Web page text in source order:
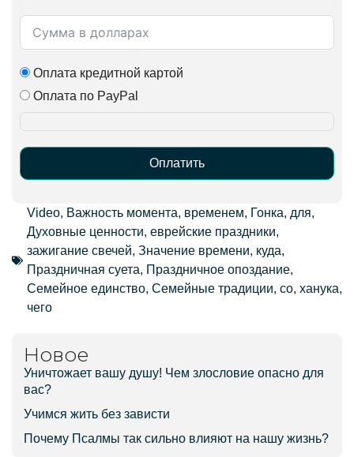
Оплата кредитной картой
Оплата по PayPal
Оплатить
Alternative:
Video, Важность момента, временем, Гонка, для,
Духовные ценности, еврейские праздники,
зажигание свечей, Значение времени, куда,
Праздничная суета, Праздничное опоздание,
Семейное единство, Семейные традиции, со, ханука,
чего
Новое
Уничтожает вашу душу! Чем злословие опасно для
вас?
Учимся жить без зависти
Почему Псалмы так сильно влияют на нашу жизнь?